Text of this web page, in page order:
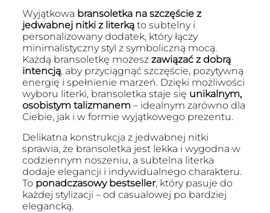
Wyjątkowa bransoletka na szczęście z
jedwabnej nitki z literkąto subtelny i
personalizowany dodatek, który łączy
minimalistyczny styl z symboliczną mocą.
Każdą bransoletkę możesz zawiązać z dobrą
intencją, aby przyciągnąć szczęście, pozytywną
energię i spełnienie marzeń. Dzięki możliwości
wyboru literki, bransoletka staje się unikalnym,
osobistym talizmanem – idealnym zarówno dla
Ciebie, jak i w formie wyjątkowego prezentu.
Delikatna konstrukcja z jedwabnej nitki
sprawia, że bransoletka jest lekka i wygodna w
codziennym noszeniu, a subtelna literka
dodaje elegancji i indywidualnego charakteru.
To ponadczasowy bestseller, który pasuje do
każdej stylizacji – od casualowej po bardziej
elegancką.